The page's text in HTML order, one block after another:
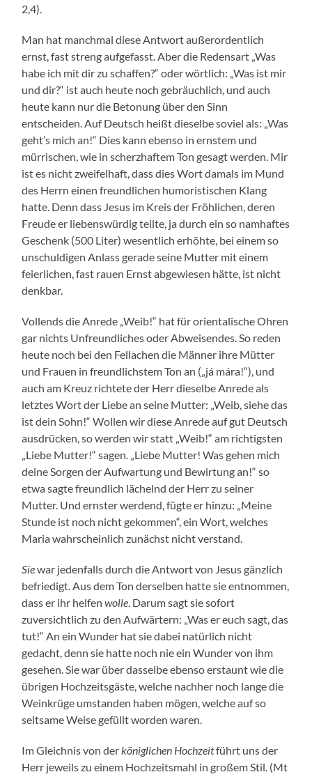
2,4).
Man hat manchmal diese Antwort außerordentlich
ernst, fast streng aufgefasst. Aber die Redensart „Was
habe ich mit dir zu schaffen?“ oder wörtlich: „Was ist mir
und dir?“ ist auch heute noch gebräuchlich, und auch
heute kann nur die Betonung über den Sinn
entscheiden. Auf Deutsch heißt dieselbe soviel als: „Was
geht’s mich an!“ Dies kann ebenso in ernstem und
mürrischen, wie in scherzhaftem Ton gesagt werden. Mir
ist es nicht zweifelhaft, dass dies Wort damals im Mund
des Herrn einen freundlichen humoristischen Klang
hatte. Denn dass Jesus im Kreis der Fröhlichen, deren
Freude er liebenswürdig teilte, ja durch ein so namhaftes
Geschenk (500 Liter) wesentlich erhöhte, bei einem so
unschuldigen Anlass gerade seine Mutter mit einem
feierlichen, fast rauen Ernst abgewiesen hätte, ist nicht
denkbar.
Vollends die Anrede „Weib!“ hat für orientalische Ohren
gar nichts Unfreundliches oder Abweisendes. So reden
heute noch bei den Fellachen die Männer ihre Mütter
und Frauen in freundlichstem Ton an („já mára!“), und
auch am Kreuz richtete der Herr dieselbe Anrede als
letztes Wort der Liebe an seine Mutter: „Weib, siehe das
ist dein Sohn!“ Wollen wir diese Anrede auf gut Deutsch
ausdrücken, so werden wir statt „Weib!“ am richtigsten
„Liebe Mutter!“ sagen. „Liebe Mutter! Was gehen mich
deine Sorgen der Aufwartung und Bewirtung an!“ so
etwa sagte freundlich lächelnd der Herr zu seiner
Mutter. Und ernster werdend, fügte er hinzu: „Meine
Stunde ist noch nicht gekommen“, ein Wort, welches
Maria wahrscheinlich zunächst nicht verstand.
Siewar jedenfalls durch die Antwort von Jesus gänzlich
befriedigt. Aus dem Ton derselben hatte sie entnommen,
dass er ihr helfenwolle. Darum sagt sie sofort
zuversichtlich zu den Aufwärtern: „Was er euch sagt, das
tut!“ An ein Wunder hat sie dabei natürlich nicht
gedacht, denn sie hatte noch nie ein Wunder von ihm
gesehen. Sie war über dasselbe ebenso erstaunt wie die
übrigen Hochzeitsgäste, welche nachher noch lange die
Weinkrüge umstanden haben mögen, welche auf so
seltsame Weise gefüllt worden waren.
Im Gleichnis von derköniglichen Hochzeitführt uns der
Herr jeweils zu einem Hochzeitsmahl in großem Stil. (Mt